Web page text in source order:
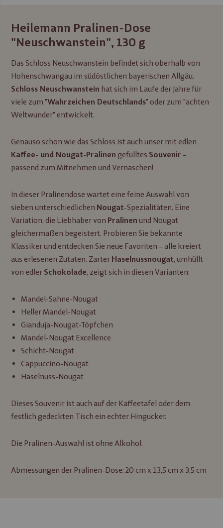
Heilemann Pralinen-Dose
"Neuschwanstein", 130 g
Das Schloss Neuschwanstein befindet sich oberhalb von
Hohenschwangau im südöstlichen bayerischen Allgäu.
Schloss Neuschwanstein hat sich im Laufe der Jahre für
viele zum "Wahrzeichen Deutschlands" oder zum "achten
Weltwunder" entwickelt.
Genauso schön wie das Schloss ist auch unser mit edlen
Kaffee- und Nougat-Pralinen gefülltes Souvenir –
passend zum Mitnehmen und Vernaschen!
In dieser Pralinendose wartet eine feine Auswahl von
sieben unterschiedlichen Nougat-Spezialitäten. Eine
Variation, die Liebhaber von Pralinen und Nougat
gleichermaßen begeistert. Probieren Sie bekannte
Klassiker und entdecken Sie neue Favoriten – alle kreiert
aus erlesenen Zutaten. Zarter Haselnussnougat, umhüllt
von edler Schokolade, zeigt sich in diesen Varianten:
Mandel-Sahne-Nougat
Heller Mandel-Nougat
Gianduja-Nougat-Töpfchen
Mandel-Nougat Excellence
Schicht-Nougat
Cappuccino-Nougat
Haselnuss-Nougat
Dieses Souvenir ist auch auf der Kaffeetafel oder dem
festlich gedeckten Tisch ein echter Hingucker.
Die Pralinen-Auswahl ist ohne Alkohol.
Abmessungen der Pralinen-Dose: 20 cm x 13,5 cm x 3,5 cm